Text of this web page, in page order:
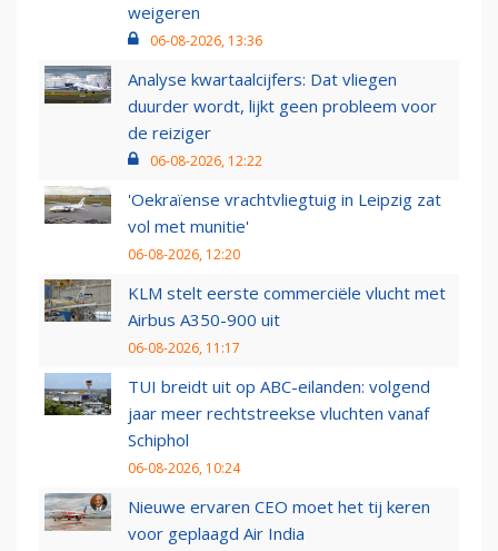
weigeren
06-08-2026, 13:36
Analyse kwartaalcijfers: Dat vliegen
duurder wordt, lijkt geen probleem voor
de reiziger
06-08-2026, 12:22
'Oekraïense vrachtvliegtuig in Leipzig zat
vol met munitie'
06-08-2026, 12:20
KLM stelt eerste commerciële vlucht met
Airbus A350-900 uit
06-08-2026, 11:17
TUI breidt uit op ABC-eilanden: volgend
jaar meer rechtstreekse vluchten vanaf
Schiphol
06-08-2026, 10:24
Nieuwe ervaren CEO moet het tij keren
voor geplaagd Air India